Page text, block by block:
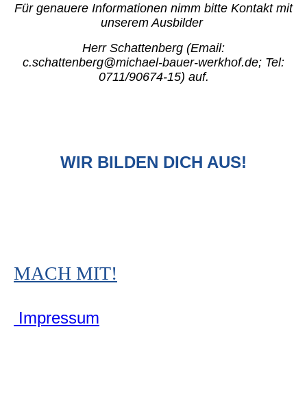
Für genauere Informationen nimm bitte Kontakt mit
unserem Ausbilder
Herr Schattenberg (Email:
c.schattenberg@michael-bauer-werkhof.de; Tel:
0711/90674-15) auf.
WIR BILDEN DICH AUS!
MACH MIT!
Impressum